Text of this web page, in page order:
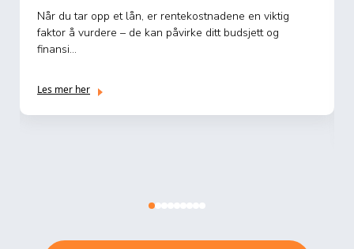
Når du tar opp et lån, er rentekostnadene en viktig
faktor å vurdere – de kan påvirke ditt budsjett og
finansi...
Les mer her